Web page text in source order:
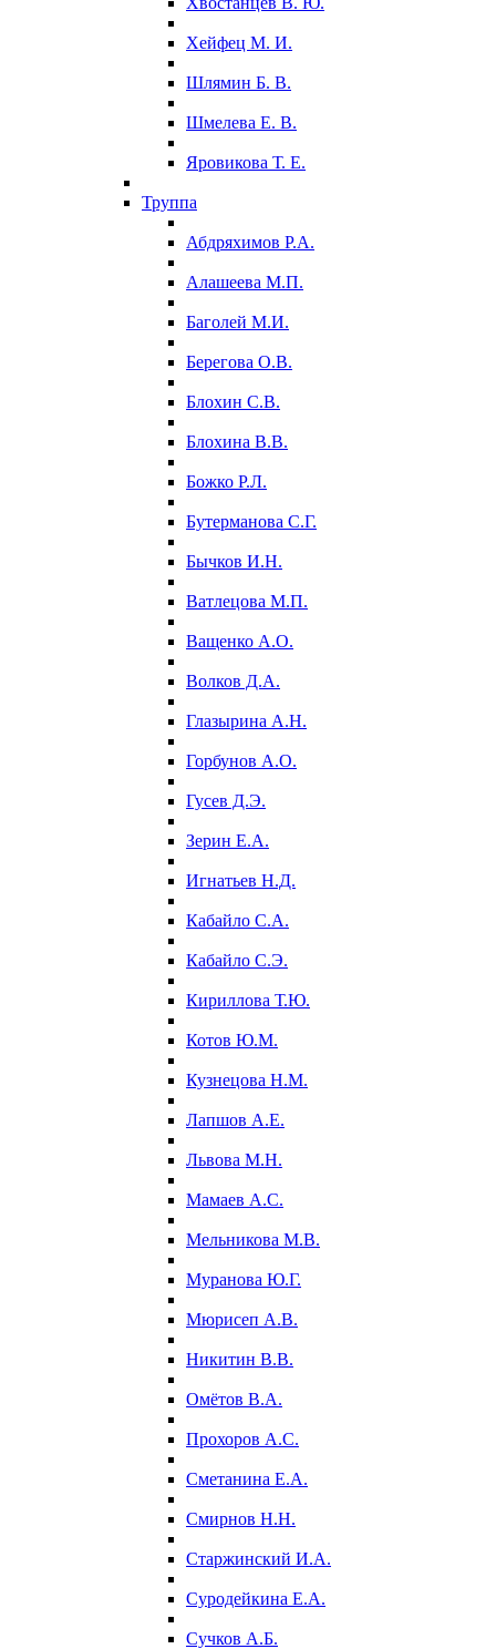
Хейфец М. И.
Шлямин Б. В.
Шмелева Е. В.
Яровикова Т. Е.
Труппа
Абдряхимов Р.А.
Алашеева М.П.
Баголей М.И.
Берегова О.В.
Блохин С.В.
Блохина В.В.
Божко Р.Л.
Бутерманова С.Г.
Бычков И.Н.
Ватлецова М.П.
Ващенко А.О.
Волков Д.А.
Глазырина А.Н.
Горбунов А.О.
Гусев Д.Э.
Зерин Е.А.
Игнатьев Н.Д.
Кабайло С.А.
Кабайло С.Э.
Кириллова Т.Ю.
Котов Ю.М.
Кузнецова Н.М.
Лапшов А.Е.
Львова М.Н.
Мамаев А.С.
Мельникова М.В.
Муранова Ю.Г.
Мюрисеп А.В.
Никитин В.В.
Омётов В.А.
Прохоров А.С.
Сметанина Е.А.
Смирнов Н.Н.
Старжинский И.А.
Суродейкина Е.А.
Сучков А.Б.